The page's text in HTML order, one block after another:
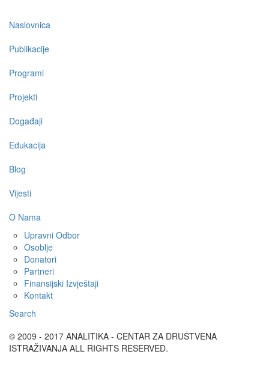
Main
navigation
Naslovnica
Publikacije
Programi
Projekti
Događaji
Edukacija
Blog
Vijesti
O Nama
Upravni Odbor
Osoblje
Donatori
Partneri
Finansijski Izvještaji
Kontakt
Search
© 2009 - 2017 ANALITIKA - CENTAR ZA DRUŠTVENA
ISTRAŽIVANJA ALL RIGHTS RESERVED.